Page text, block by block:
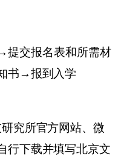
提交报名表和所需材
书→报到入学
究所官方网站、微
行下载并填写北京文